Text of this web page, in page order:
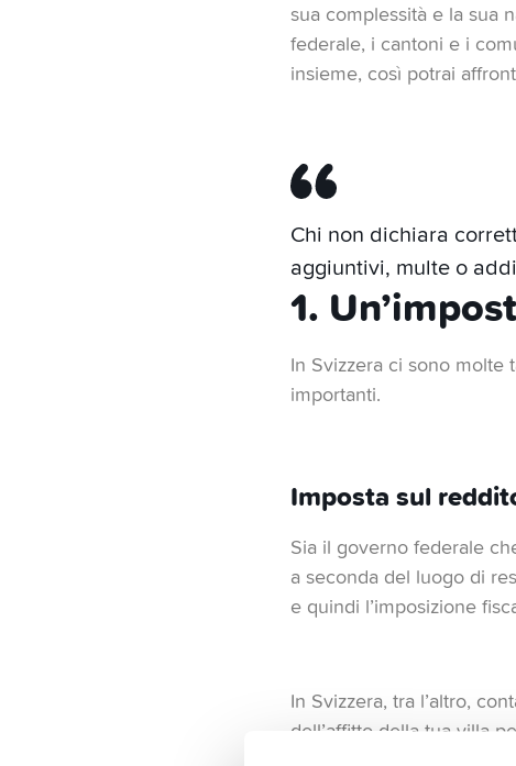
7. Trasferimento come
così avrai una quota
sua complessità e la sua
federale, i cantoni e i
insieme, così potrai
Chi non dichiara
aggiuntivi, multe o
1.
In Svizzera ci sono molte
importanti.
Imposta sul
Sia il governo federale
a seconda del luogo di
e quindi l’imposizione
In Svizzera, tra l’altro,
dell’affitto della tua villa